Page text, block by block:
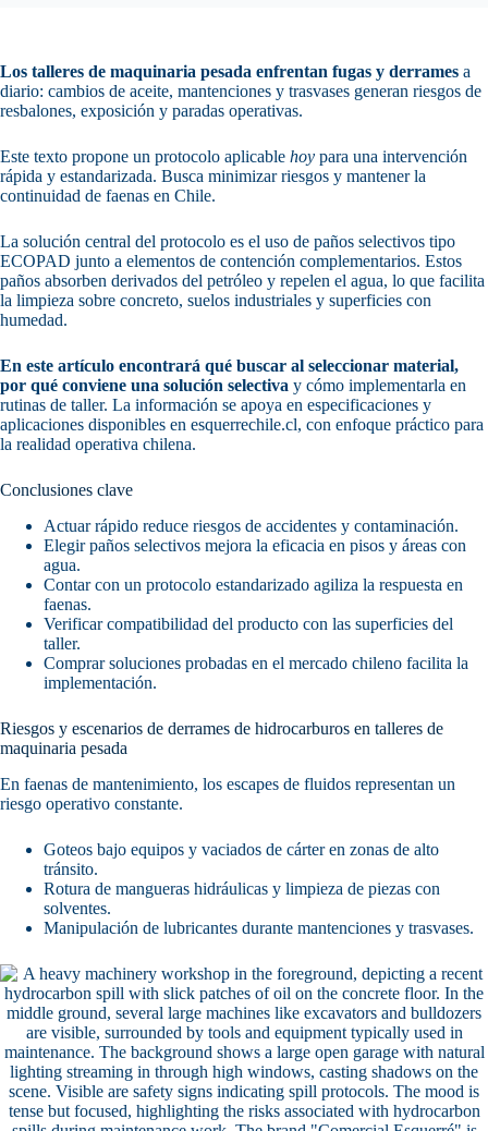
Los talleres de maquinaria pesada enfrentan fugas y derrames a
diario: cambios de aceite, mantenciones y trasvases generan riesgos de
resbalones, exposición y paradas operativas.
Este texto propone un protocolo aplicable hoy para una intervención
rápida y estandarizada. Busca minimizar riesgos y mantener la
continuidad de faenas en Chile.
La solución central del protocolo es el uso de paños selectivos tipo
ECOPAD junto a elementos de contención complementarios. Estos
paños absorben derivados del petróleo y repelen el agua, lo que facilita
la limpieza sobre concreto, suelos industriales y superficies con
humedad.
En este artículo encontrará qué buscar al seleccionar material,
por qué conviene una solución selectiva y cómo implementarla en
rutinas de taller. La información se apoya en especificaciones y
aplicaciones disponibles en esquerrechile.cl, con enfoque práctico para
la realidad operativa chilena.
Conclusiones clave
Actuar rápido reduce riesgos de accidentes y contaminación.
Elegir paños selectivos mejora la eficacia en pisos y áreas con
agua.
Contar con un protocolo estandarizado agiliza la respuesta en
faenas.
Verificar compatibilidad del producto con las superficies del
taller.
Comprar soluciones probadas en el mercado chileno facilita la
implementación.
Riesgos y escenarios de derrames de hidrocarburos en talleres de
maquinaria pesada
En faenas de mantenimiento, los escapes de fluidos representan un
riesgo operativo constante.
Goteos bajo equipos y vaciados de cárter en zonas de alto
tránsito.
Rotura de mangueras hidráulicas y limpieza de piezas con
solventes.
Manipulación de lubricantes durante mantenciones y trasvases.